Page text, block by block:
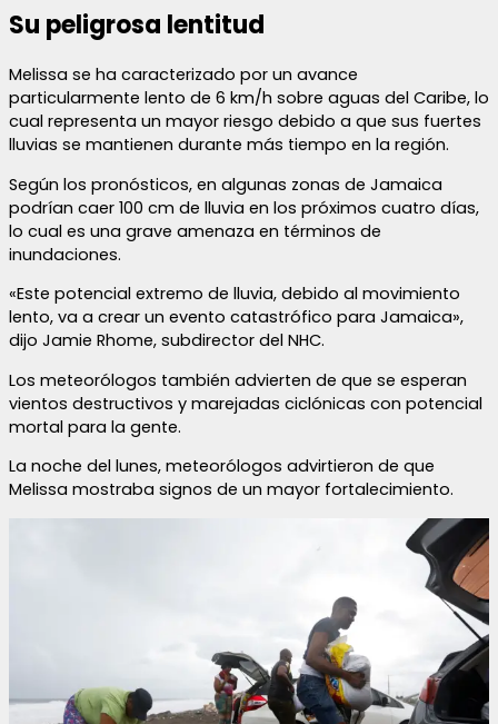
Su peligrosa lentitud
Melissa se ha caracterizado por un avance
particularmente lento de 6 km/h sobre aguas del Caribe, lo
cual representa un mayor riesgo debido a que sus fuertes
lluvias se mantienen durante más tiempo en la región.
Según los pronósticos, en algunas zonas de Jamaica
podrían caer 100 cm de lluvia en los próximos cuatro días,
lo cual es una grave amenaza en términos de
inundaciones.
«Este potencial extremo de lluvia, debido al movimiento
lento, va a crear un evento catastrófico para Jamaica»,
dijo Jamie Rhome, subdirector del NHC.
Los meteorólogos también advierten de que se esperan
vientos destructivos y marejadas ciclónicas con potencial
mortal para la gente.
La noche del lunes, meteorólogos advirtieron de que
Melissa mostraba signos de un mayor fortalecimiento.